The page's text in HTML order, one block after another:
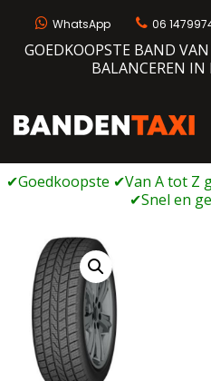
WhatsApp 06
GOEDKOOPSTE BAND
BALANCEREN IN